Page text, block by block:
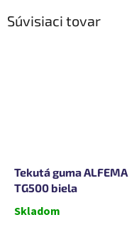
Súvisiaci tovar
Tekutá guma ALFEMA
TG500 biela
Skladom